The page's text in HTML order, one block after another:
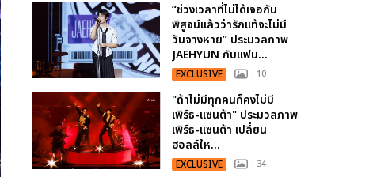
“ช่วงเวลาที่ไม่ได้เจอกัน
พิสูจน์แล้วว่ารักแท้จะไม่มี
วันจางหาย” ประมวลภาพ
JAEHYUN กับแฟน...
EXCLUSIVE : 10
"ถ้าไม่มีทุกคนก็คงไม่มี
เพิร์ธ-แซนต้า" ประมวลภาพ
เพิร์ธ-แซนต้า เปลี่ยน
ฮอลล์ให...
EXCLUSIVE : 34